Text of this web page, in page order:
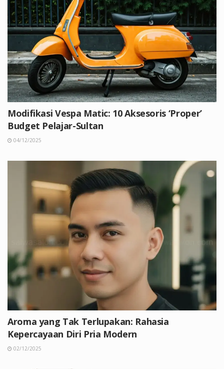
Modifikasi Vespa Matic: 10 Aksesoris ‘Proper’
Budget Pelajar-Sultan
04/12/2025
Aroma yang Tak Terlupakan: Rahasia
Kepercayaan Diri Pria Modern
02/12/2025